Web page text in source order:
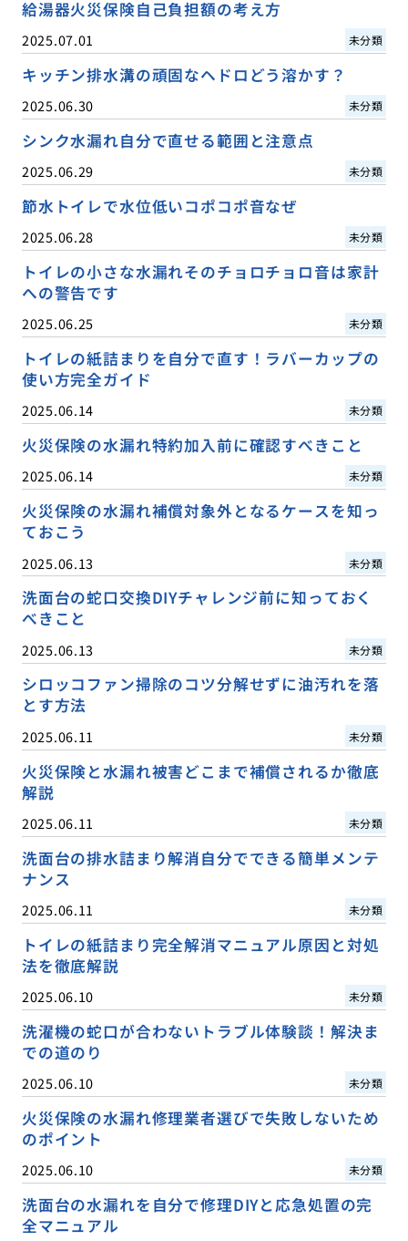
給湯器火災保険自己負担額の考え方
2025.07.01 未分類
キッチン排水溝の頑固なヘドロどう溶かす？
2025.06.30 未分類
シンク水漏れ自分で直せる範囲と注意点
2025.06.29 未分類
節水トイレで水位低いコポコポ音なぜ
2025.06.28 未分類
トイレの小さな水漏れそのチョロチョロ音は家計
への警告です
2025.06.25 未分類
トイレの紙詰まりを自分で直す！ラバーカップの
使い方完全ガイド
2025.06.14 未分類
火災保険の水漏れ特約加入前に確認すべきこと
2025.06.14 未分類
火災保険の水漏れ補償対象外となるケースを知っ
ておこう
2025.06.13 未分類
洗面台の蛇口交換DIYチャレンジ前に知っておく
べきこと
2025.06.13 未分類
シロッコファン掃除のコツ分解せずに油汚れを落
とす方法
2025.06.11 未分類
火災保険と水漏れ被害どこまで補償されるか徹底
解説
2025.06.11 未分類
洗面台の排水詰まり解消自分でできる簡単メンテ
ナンス
2025.06.11 未分類
トイレの紙詰まり完全解消マニュアル原因と対処
法を徹底解説
2025.06.10 未分類
洗濯機の蛇口が合わないトラブル体験談！解決ま
での道のり
2025.06.10 未分類
火災保険の水漏れ修理業者選びで失敗しないため
のポイント
2025.06.10 未分類
洗面台の水漏れを自分で修理DIYと応急処置の完
全マニュアル